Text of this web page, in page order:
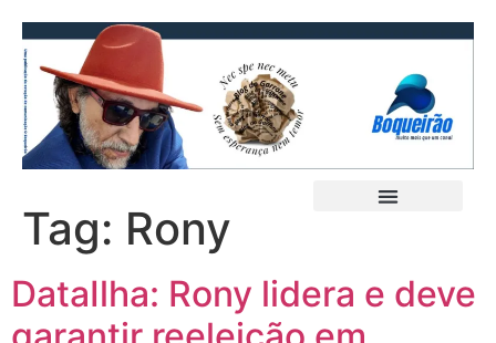
Tag: Rony
DataIlha: Rony lidera e deve